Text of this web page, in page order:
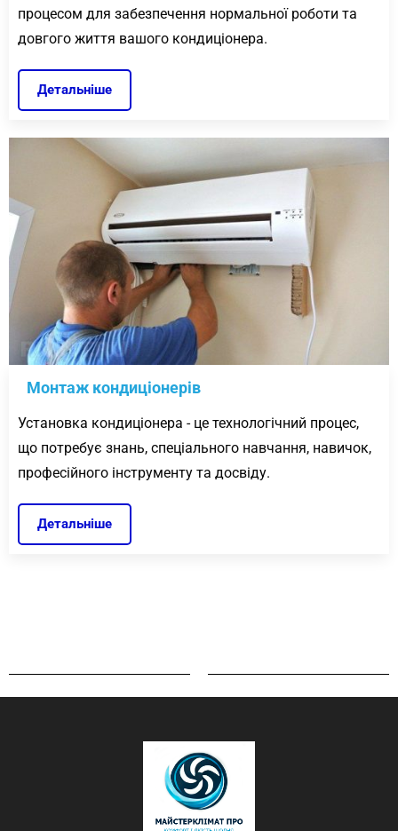
процесом для забезпечення нормальної роботи та
довгого життя вашого кондиціонера.
Детальніше
Монтаж кондиціонерів
Установка кондиціонера - це технологічний процес,
що потребує знань, спеціального навчання, навичок,
професійного інструменту та досвіду.
Детальніше